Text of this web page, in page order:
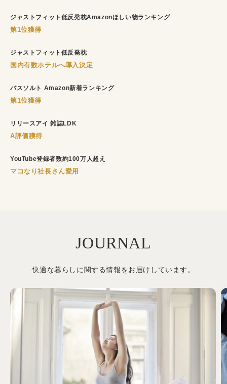
ジャストフィット低反発枕Amazonほしい物ランキング
第1位獲得
ジャストフィット低反発枕
国内有数ホテルへ導入決定
バスソルト Amazon新着ランキング
第1位獲得
リリースアイ 雑誌LDK
A評価獲得
YouTube登録者数約100万人超え
マコなり社長さん愛用
JOURNAL
快適な暮らしに関する情報をお届けしています。